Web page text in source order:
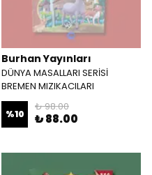
Burhan Yayınları
DÜNYA MASALLARI SERİSİ
BREMEN MIZIKACILARI
%10
₺ 98.00
₺ 88.00